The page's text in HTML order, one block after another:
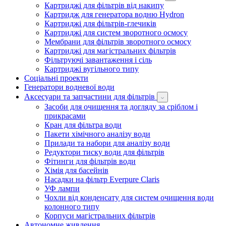
Картриджі для фільтрів від накипу
Картридж для генератора водню Hydron
Картриджі для фільтрів-глечиків
Картриджі для систем зворотного осмосу
Мембрани для фільтрів зворотного осмосу
Картриджі для магістральних фільтрів
Фільтруючі завантаження і сіль
Картриджі вугільного типу
Соціальні проекти
Генератори водневої води
Аксесуари та запчастини для фільтрів
Засоби для очищення та догляду за сріблом і
прикрасами
Кран для фільтра води
Пакети хімічного аналізу води
Прилади та набори для аналізу води
Редуктори тиску води для фільтрів
Фітинги для фільтрів води
Хімія для басейнів
Насадки на фільтр Everpure Claris
УФ лампи
Чохли від конденсату для систем очищення води
колонного типу
Корпуси магістральних фільтрів